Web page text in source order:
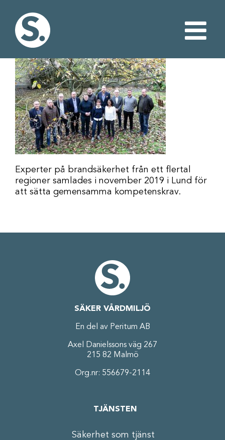
innehållet
Experter på brandsäkerhet från ett flertal
regioner samlades i november 2019 i Lund för
att sätta gemensamma kompetenskrav.
SÄKER VÅRDMILJÖ
En del av Peritum AB
Axel Danielssons väg 267
215 82 Malmö
Org.nr: 556679-2114
TJÄNSTEN
Säkerhet som tjänst